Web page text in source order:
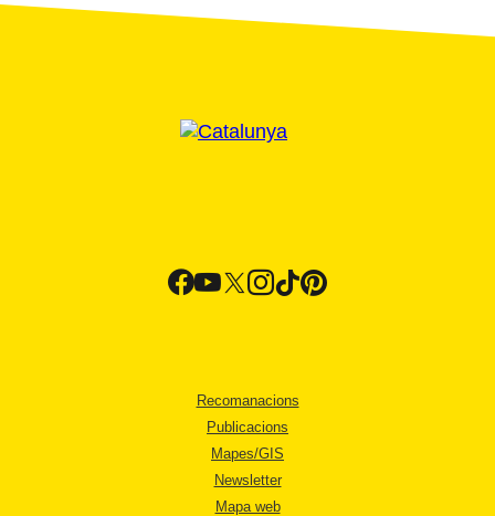
Recomanacions
Publicacions
Mapes/GIS
Newsletter
Mapa web